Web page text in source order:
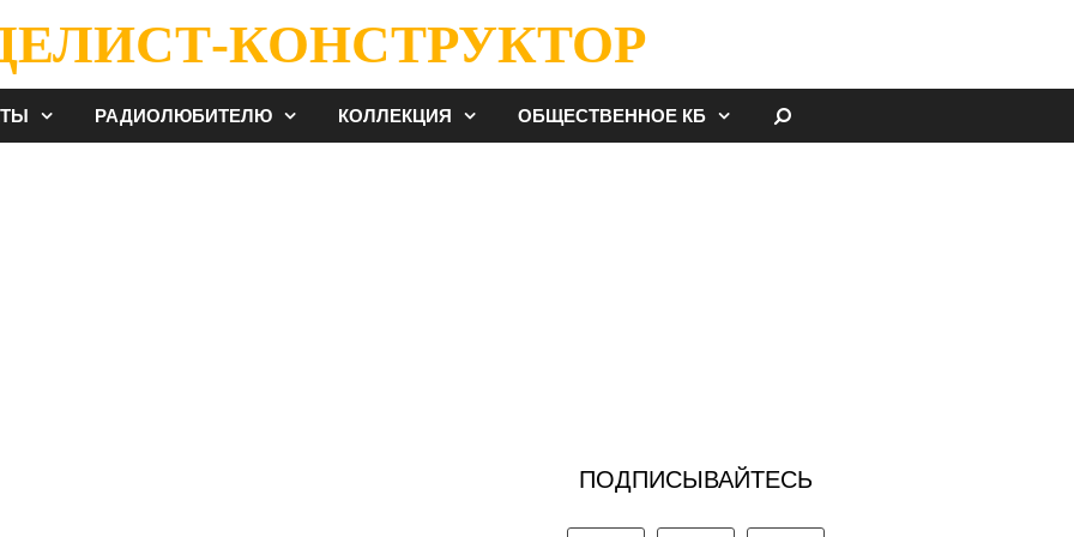
КОНСТРУКТОР
РАДИОЛЮБИТЕЛЮ КОЛЛЕКЦИЯ ОБЩЕСТВЕННОЕ КБ
ПОДПИСЫВАЙТЕСЬ